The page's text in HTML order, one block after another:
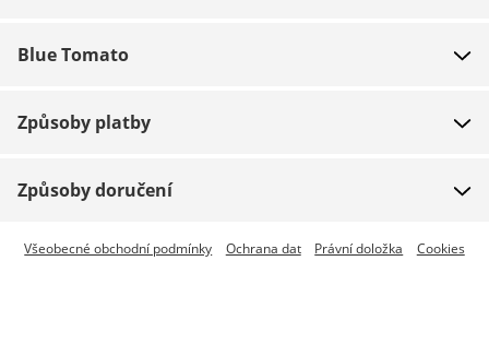
Platba
Navrácení zboží
Sledování zásilky
Blue Tomato
Práce
Blue World
Způsoby platby
Způsoby doručení
Expresní doručení je dostupné
Všeobecné obchodní podmínky Ochrana dat Právní doložka Cookies